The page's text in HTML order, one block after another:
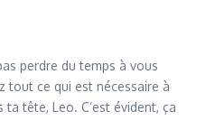
perdre du temps à vous
tout ce qui est nécessaire à
tête, Leo. C’est évident, ça